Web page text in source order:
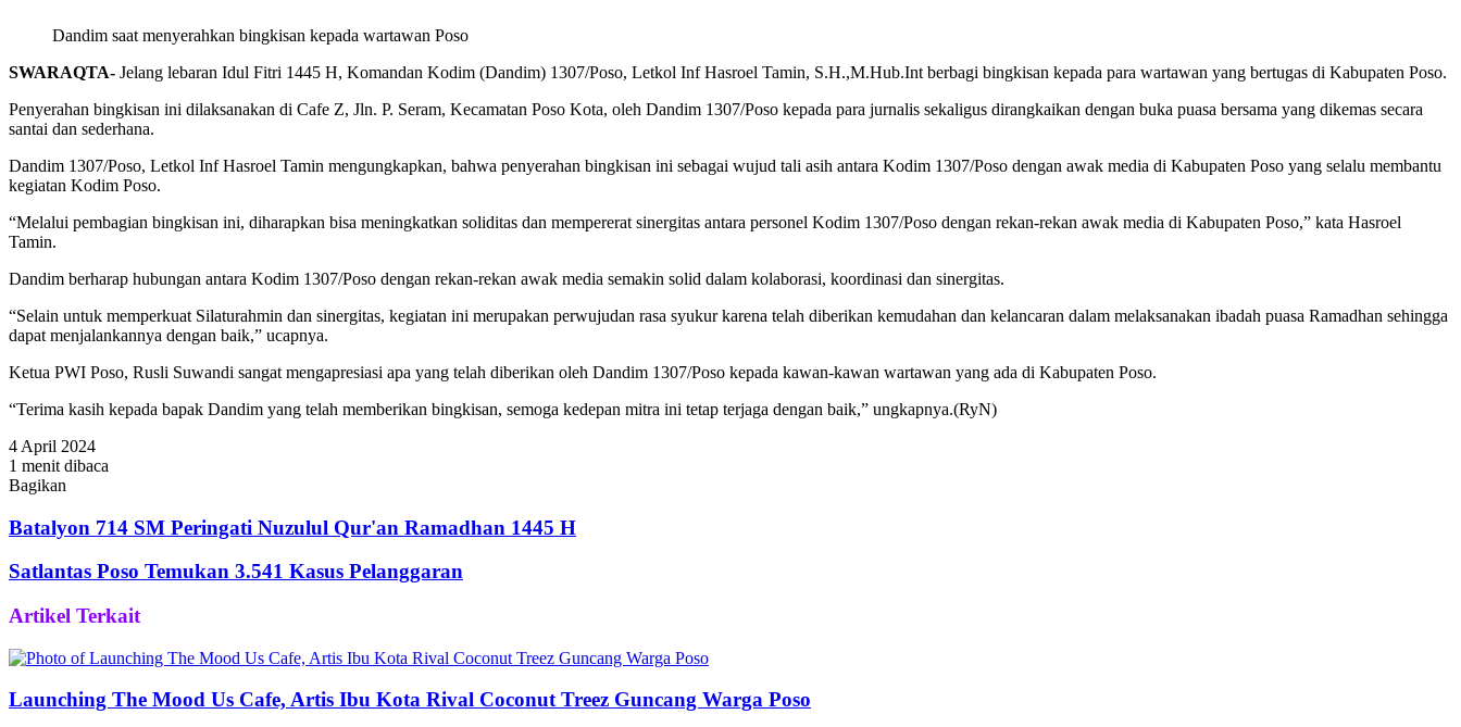
Dandim saat menyerahkan bingkisan kepada wartawan Poso
SWARAQTA- Jelang lebaran Idul Fitri 1445 H, Komandan Kodim (Dandim) 1307/Poso, Letkol Inf Hasroel Tamin, S.H.,M.Hub.Int berbagi bingkisan kepada para wartawan yang bertugas di Kabupaten Poso.
Penyerahan bingkisan ini dilaksanakan di Cafe Z, Jln. P. Seram, Kecamatan Poso Kota, oleh Dandim 1307/Poso kepada para jurnalis sekaligus dirangkaikan dengan buka puasa bersama yang dikemas secara
santai dan sederhana.
Dandim 1307/Poso, Letkol Inf Hasroel Tamin mengungkapkan, bahwa penyerahan bingkisan ini sebagai wujud tali asih antara Kodim 1307/Poso dengan awak media di Kabupaten Poso yang selalu membantu
kegiatan Kodim Poso.
“Melalui pembagian bingkisan ini, diharapkan bisa meningkatkan soliditas dan mempererat sinergitas antara personel Kodim 1307/Poso dengan rekan-rekan awak media di Kabupaten Poso,” kata Hasroel
Tamin.
Dandim berharap hubungan antara Kodim 1307/Poso dengan rekan-rekan awak media semakin solid dalam kolaborasi, koordinasi dan sinergitas.
“Selain untuk memperkuat Silaturahmin dan sinergitas, kegiatan ini merupakan perwujudan rasa syukur karena telah diberikan kemudahan dan kelancaran dalam melaksanakan ibadah puasa Ramadhan sehingga
dapat menjalankannya dengan baik,” ucapnya.
Ketua PWI Poso, Rusli Suwandi sangat mengapresiasi apa yang telah diberikan oleh Dandim 1307/Poso kepada kawan-kawan wartawan yang ada di Kabupaten Poso.
“Terima kasih kepada bapak Dandim yang telah memberikan bingkisan, semoga kedepan mitra ini tetap terjaga dengan baik,” ungkapnya.(RyN)
4 April 2024
1 menit dibaca
Bagikan
via
Email
Batalyon 714 SM Peringati Nuzulul Qur'an Ramadhan 1445 H
Satlantas Poso Temukan 3.541 Kasus Pelanggaran
Artikel Terkait
Launching The Mood Us Cafe, Artis Ibu Kota Rival Coconut Treez Guncang Warga Poso